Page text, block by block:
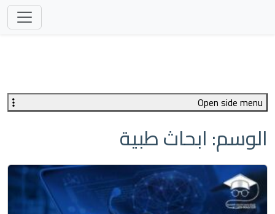
الوسم: ابحاث طبية
Open side menu